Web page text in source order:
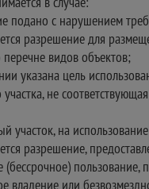
подано с нарушением
разрешение для
перечне видов объектов;
указана цель
участка, не
участок, на
разрешение,
(бессрочное) пользование,
владение или